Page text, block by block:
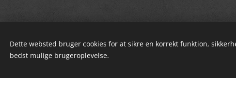
Dette websted bruger cookies for at sikre en korrekt funktion,
bedst mulige brugeroplevelse.